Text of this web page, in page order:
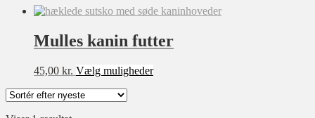
Ukategoriseret
Baby
Bolig
Børn
Dame
Mulles kanin futter
45,00 kr. Vælg mulighederDette